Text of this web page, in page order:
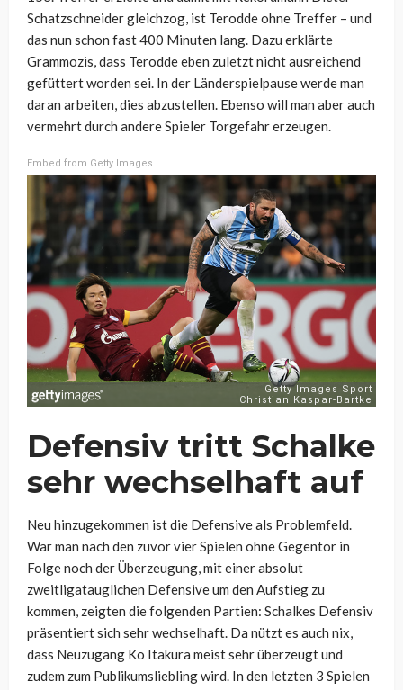
Schatzschneider gleichzog, ist Terodde ohne Treffer – und
das nun schon fast 400 Minuten lang. Dazu erklärte
Grammozis, dass Terodde eben zuletzt nicht ausreichend
gefüttert worden sei. In der Länderspielpause werde man
daran arbeiten, dies abzustellen. Ebenso will man aber auch
vermehrt durch andere Spieler Torgefahr erzeugen.
Embed from Getty Images
Defensiv tritt Schalke
sehr wechselhaft auf
Neu hinzugekommen ist die Defensive als Problemfeld.
War man nach den zuvor vier Spielen ohne Gegentor in
Folge noch der Überzeugung, mit einer absolut
zweitligatauglichen Defensive um den Aufstieg zu
kommen, zeigten die folgenden Partien: Schalkes Defensiv
präsentiert sich sehr wechselhaft. Da nützt es auch nix,
dass Neuzugang Ko Itakura meist sehr überzeugt und
zudem zum Publikumsliebling wird. In den letzten 3 Spielen